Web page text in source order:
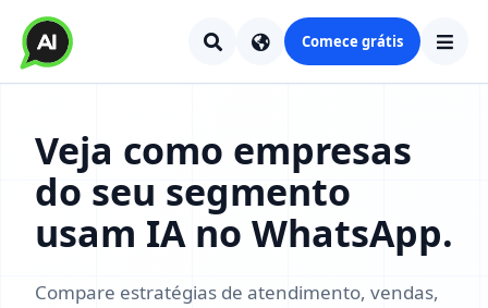
Comece grátis
Veja como empresas
do seu segmento
usam IA no WhatsApp.
Compare estratégias de atendimento, vendas,